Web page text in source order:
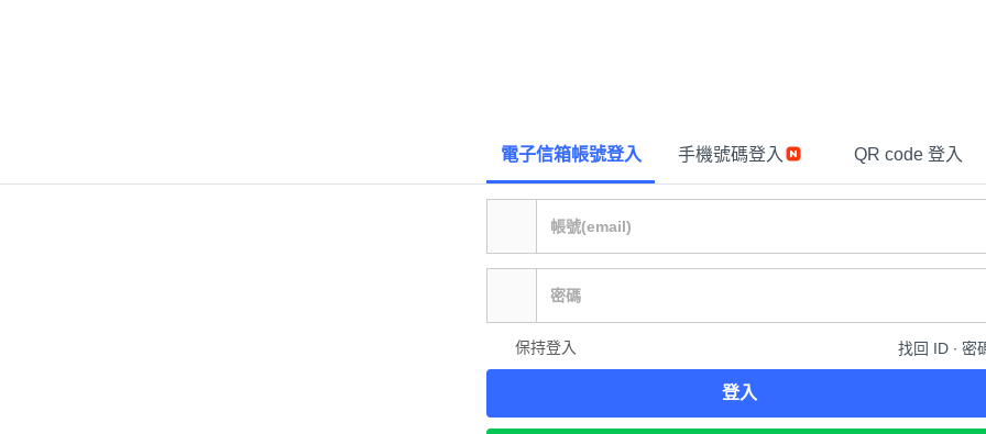
電子信箱帳號登入 手機號碼登入 QR code 登入
保持登入 找回 ID ∙ 密
登入